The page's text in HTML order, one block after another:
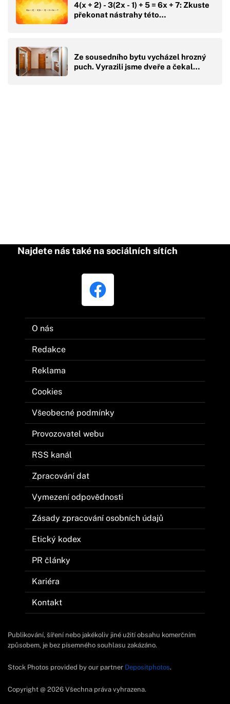
4(x + 2) - 3(2x - 1) + 5 = 6x + 7: Zkuste
překonat nástrahy této…
Ze sousedního bytu vycházel hrozný
puch. Vyrazili jsme dveře a čekal…
Najdete nás také na sociálních sítích
O nás
Redakce
Reklama
Cookies
Všeobecné podmínky
Provozovatel webu
RSS kanál
Zpracování dat
Vymezení odpovědnosti
Zásady zpracování osobních údajů
Etický kodex
PR články
Kariéra
Kontakt
Publikování, šíření nebo jakékoliv jiné užití obsahu komerčním
způsobem, je bez písemného souhlasu zakázáno.
Stock Photos provided by our partner Depositphotos.
Copyright @ 2026 Všechna práva vyhrazena.